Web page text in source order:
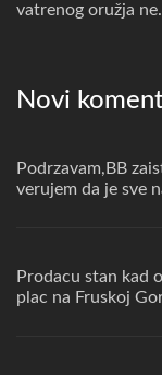
vatrenog oružja
Novi
Podrzavam,BB
verujem da je sve
Prodacu stan kad
plac na Fruskoj